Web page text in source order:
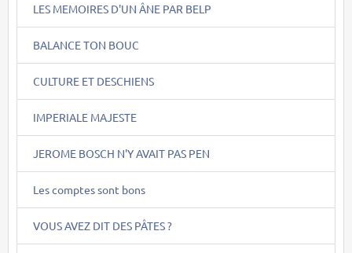
LES MEMOIRES D'UN ÂNE PAR BELP
BALANCE TON BOUC
CULTURE ET DESCHIENS
IMPERIALE MAJESTE
JEROME BOSCH N'Y AVAIT PAS PEN
Les comptes sont bons
VOUS AVEZ DIT DES PÂTES ?